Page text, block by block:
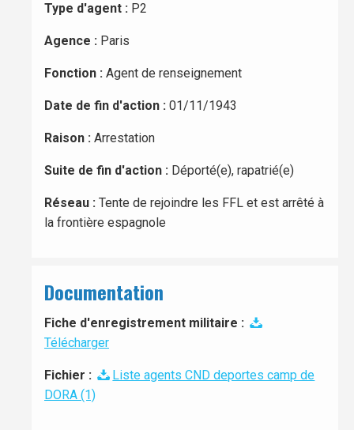
Type d'agent : P2
Agence : Paris
Fonction : Agent de renseignement
Date de fin d'action : 01/11/1943
Raison : Arrestation
Suite de fin d'action : Déporté(e), rapatrié(e)
Réseau : Tente de rejoindre les FFL et est arrêté à
la frontière espagnole
Documentation
Fiche d'enregistrement militaire :
Télécharger
Fichier :
Liste agents CND deportes camp de
DORA (1)